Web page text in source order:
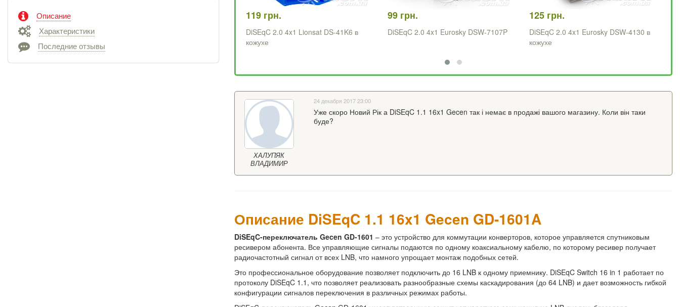
Описание
Характеристики
Последние отзывы
119 грн.
DiSEqC 2.0 4x1 Lionsat DS-41K6 в
кожухе
99 грн.
DiSEqC 2.0 4x1 Eurosky DSW-7107P
125 грн.
DiSEqC 2.0 4x1 Eurosky DSW-4130 в
кожухе
ХАЛУПЯК
ВЛАДИМИР
24 декабря 2017 23:00
Уже скоро Новий Рік а DiSEqC 1.1 16x1 Gecen так і немає в продажі вашого магазину. Коли він таки
буде?
Описание DiSEqC 1.1 16x1 Gecen GD-1601A
DiSEqC-переключатель Gecen GD-1601 – это устройство для коммутации конверторов, которое управляется спутниковым
ресивером абонента. Все управляющие сигналы подаются по одному коаксиальному кабелю, по которому ресивер получает
радиочастотный сигнал от всех LNB, что намного упрощает монтаж подобных сетей.
Это профессиональное оборудование позволяет подключить до 16 LNB к одному приемнику. DiSEqC Switch 16 in 1 работает по
протоколу DiSEqC 1.1, что позволяет реализовать разнообразные схемы каскадирования (до 64 LNB) и дает возможность гибкой
конфигурации сигналов переключения в различных режимах работы.